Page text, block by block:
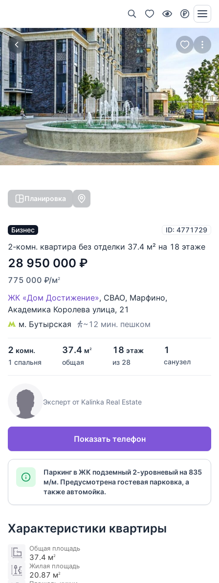
Планировка
Бизнес ID: 4771729
2-комн. квартира без отделки 37.4 м² на 18 этаже
28 950 000 ₽
775 000 ₽/м2
ЖК «Дом Достижение», СВАО, Марфино,
Академика Королева улица, 21
м. Бутырская
~12 мин. пешком
2 комн.
1 спальня
37.4 м2
общая
18 этаж
из 28
1
санузел
Эксперт от Kalinka Real Estate
Показать телефон
Паркинг в ЖК подземный 2-уровневый на 835
м/м. Предусмотрена гостевая парковка, а
также автомойка.
Характеристики квартиры
Общая площадь
37.4 м2
Жилая площадь
20.87 м2